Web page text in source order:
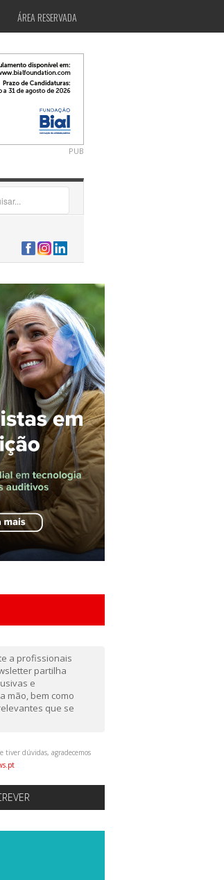
ÁREA RESERVADA
PUB
a profissionais
partilha
e
mão, bem como
que se
tiver dúvidas, agradecemos